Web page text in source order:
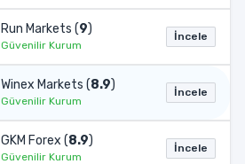
Run Markets (9)
Güvenilir Kurum
İncele
Winex Markets (8.9)
Güvenilir Kurum
İncele
GKM Forex (8.9)
Güvenilir Kurum
İncele